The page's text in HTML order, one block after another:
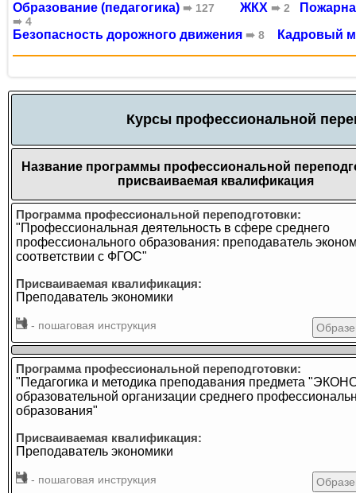
Образование (педагогика) ➠ 127 ЖКХ ➠ 2
➠ 4
Безопасность дорожного движения ➠ 8 Кадровый
Курсы профессиональной
Название программы профессиональной
присваиваемая квалификация
Программа профессиональной переподготовки:
"Профессиональная деятельность в сфере среднего
профессионального образования: преподаватель
соответствии с ФГОС"
Присваиваемая квалификация:
Преподаватель экономики
- пошаговая инструкция
Программа профессиональной переподготовки:
"Педагогика и методика преподавания предмета
образовательной организации среднего
образования"
Присваиваемая квалификация:
Преподаватель экономики
- пошаговая инструкция